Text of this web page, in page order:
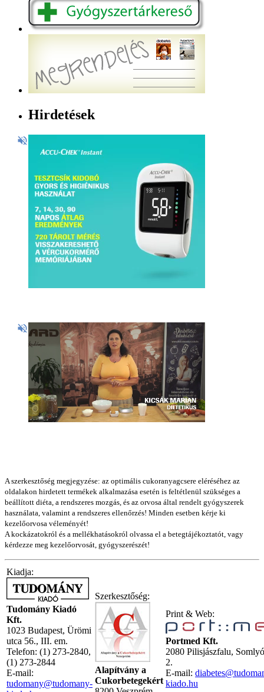
Hirdetések
A szerkesztőség megjegyzése: az optimális cukoranyagcsere eléréséhez az
oldalakon hirdetett termékek alkalmazása esetén is feltétlenül szükséges a
beállított diéta, a rendszeres mozgás, és az orvosa által rendelt gyógyszerek
használata, valamint a rendszeres ellenőrzés! Minden esetben kérje ki
kezelőorvosa véleményét!
A kockázatokról és a mellékhatásokról olvassa el a betegtájékoztatót, vagy
kérdezze meg kezelőorvosát, gyógyszerészét!
Kiadja:
Tudomány Kiadó
Kft.
1023 Budapest, Ürömi
utca 56., III. em.
Telefon: (1) 273-2840,
(1) 273-2844
E-mail:
tudomany@tudomany-
Szerkesztőség:
Alapítvány a
Cukorbetegekért
Print & Web:
Portmed Kft.
2080 Pilisjászfalu,
2.
E-mail:
kiado.hu